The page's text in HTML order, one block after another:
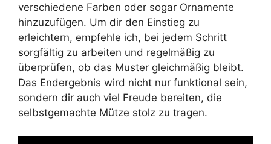
verschiedene Farben oder sogar Ornamente
hinzuzufügen. Um dir den Einstieg zu
erleichtern, empfehle ich, bei jedem Schritt
sorgfältig zu arbeiten und regelmäßig zu
überprüfen, ob das Muster gleichmäßig bleibt.
Das Endergebnis wird nicht nur funktional sein,
sondern dir auch viel Freude bereiten, die
selbstgemachte Mütze stolz zu tragen.